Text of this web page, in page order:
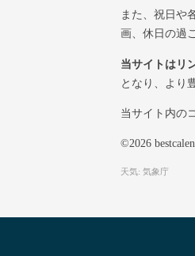
また、祝日や
画、休日の過
当サイトはリ
となり、より
当サイト内の
©2026
天気: 気象庁